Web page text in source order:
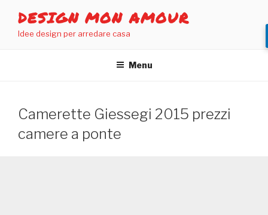
contenuto
DESIGN MON AMOUR
Idee design per arredare casa
Menu
Camerette Giessegi 2015 prezzi
camere a ponte